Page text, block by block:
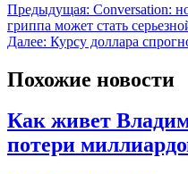
Предыдущая: Conversation:
гриппа может стать
Далее: Курсу доллара
Похожие новости
Как живет
потери